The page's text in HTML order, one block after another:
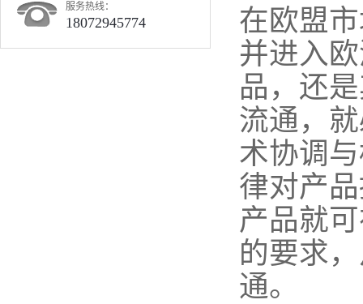
服务热线：
18072945774
在欧盟
并进入
品，还
流通，
术协调
律对产
产品就
的要求
通。